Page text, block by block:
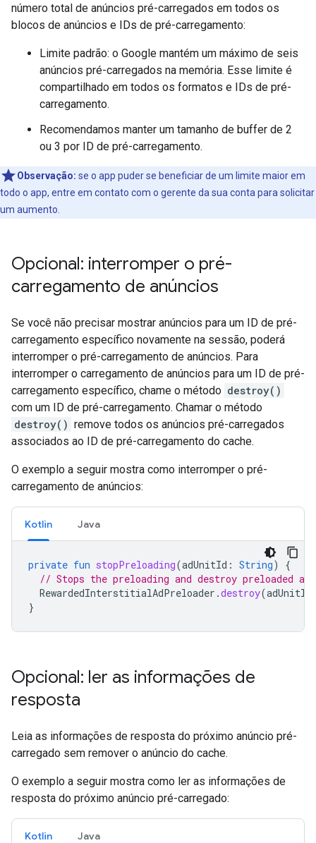
número total de anúncios pré-carregados em todos os
blocos de anúncios e IDs de pré-carregamento:
Limite padrão: o Google mantém um máximo de seis
anúncios pré-carregados na memória. Esse limite é
compartilhado em todos os formatos e IDs de pré-
carregamento.
Recomendamos manter um tamanho de buffer de 2
ou 3 por ID de pré-carregamento.
Observação: se o app puder se beneficiar de um limite maior em
todo o app, entre em contato com o gerente da sua conta para solicitar
um aumento.
Opcional: interromper o pré-
carregamento de anúncios
Se você não precisar mostrar anúncios para um ID de pré-
carregamento específico novamente na sessão, poderá
interromper o pré-carregamento de anúncios. Para
interromper o carregamento de anúncios para um ID de pré-
carregamento específico, chame o método destroy()
com um ID de pré-carregamento. Chamar o método
destroy() remove todos os anúncios pré-carregados
associados ao ID de pré-carregamento do cache.
O exemplo a seguir mostra como interromper o pré-
carregamento de anúncios:
Kotlin Java
private fun stopPreloading(adUnitId : String)
{
// Stops the preloading and destroy preloaded
RewardedInterstitialAdPreloader .destroy(adUnitId
}
Opcional: ler as informações de
resposta
Leia as informações de resposta do próximo anúncio pré-
carregado sem remover o anúncio do cache.
O exemplo a seguir mostra como ler as informações de
resposta do próximo anúncio pré-carregado:
Kotlin Java